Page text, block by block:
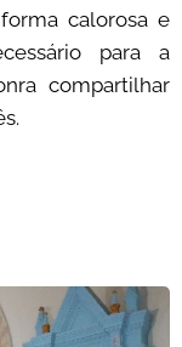
calorosa e
para a
compartilhar